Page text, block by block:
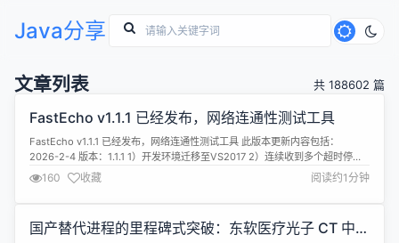
Java分享
文章列表 共 188602 篇
FastEcho v1.1.1 已经发布，网络连通性测试工具
FastEcho v1.1.1 已经发布，网络连通性测试工具 此版本更新内容包括：
2026-2-4 版本：1.1.1 1）开发环境迁移至VS2017 2）连续收到多个超时停止
测试 3）显示配置文件导入时间 4）优化网络资源创建及清理代码 5）增加
About对话框 6）修复RTT均方差计算错误，增加IQR（四分位距） 详情查
看：https://gitee.c...
160 收藏 阅读约1分钟
国产替代进程的里程碑式突破：东软医疗光子 CT 中标